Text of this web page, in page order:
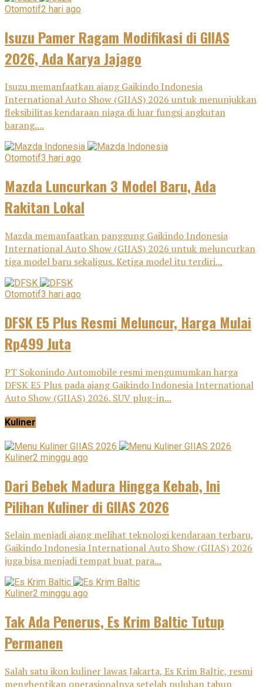
Otomotif2 hari ago
Isuzu Pamer Ragam Modifikasi di GIIAS
2026, Ada Karya Jajago
Isuzu memanfaatkan ajang Gaikindo Indonesia
International Auto Show (GIIAS) 2026 untuk menunjukkan
fleksibilitas kendaraan niaga di luar fungsi angkutan
barang....
Otomotif3 hari ago
Mazda Luncurkan 3 Model Baru, Ada
Rakitan Lokal
Mazda memanfaatkan panggung Gaikindo Indonesia
International Auto Show (GIIAS) 2026 untuk meluncurkan
tiga model baru sekaligus. Ketiga model itu terdiri...
Otomotif3 hari ago
DFSK E5 Plus Resmi Meluncur, Harga Mulai
Rp499 Juta
PT Sokonindo Automobile resmi mengumumkan harga
DFSK E5 Plus pada ajang Gaikindo Indonesia International
Auto Show (GIIAS) 2026. SUV plug-in...
Kuliner
Kuliner2 minggu ago
Dari Bebek Madura Hingga Kebab, Ini
Pilihan Kuliner di GIIAS 2026
Selain menjadi ajang melihat teknologi kendaraan terbaru,
Gaikindo Indonesia International Auto Show (GIIAS) 2026
juga bisa menjadi tempat buat para...
Kuliner2 minggu ago
Tak Ada Penerus, Es Krim Baltic Tutup
Permanen
Salah satu ikon kuliner lawas Jakarta, Es Krim Baltic, resmi
menghentikan operasionalnya setelah puluhan tahun